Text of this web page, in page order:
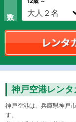
神戸空港レンタ
神戸空港は、兵庫県神戸
す。